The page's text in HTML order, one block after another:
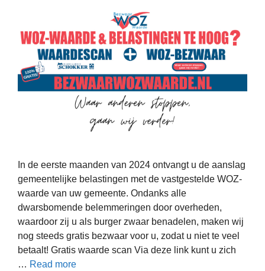
In de eerste maanden van 2024 ontvangt u de aanslag
gemeentelijke belastingen met de vastgestelde WOZ-
waarde van uw gemeente. Ondanks alle
dwarsbomende belemmeringen door overheden,
waardoor zij u als burger zwaar benadelen, maken wij
nog steeds gratis bezwaar voor u, zodat u niet te veel
betaalt! Gratis waarde scan Via deze link kunt u zich
… Read more